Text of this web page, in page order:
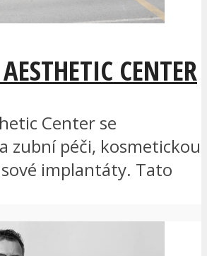
CENTER
Center se
zubní péči, kosmetickou
implantáty. Tato